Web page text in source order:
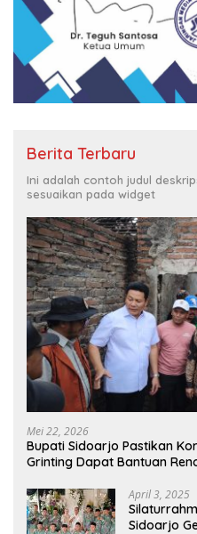
Berita Terbaru
Ini adalah contoh judul
sesuaikan pada widget
Mei 22, 2026
Bupati Sidoarjo Pastikan
Grinting Dapat Bantuan
April 3, 2025
Sidoarjo